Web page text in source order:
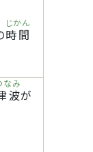
時間
じかん
波
なみ
が